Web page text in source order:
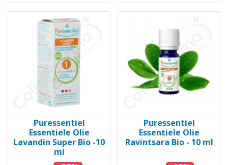
Puressentiel
Essentiele Olie
Lavandin Super Bio -10
ml
Puressentiel
Essentiele Olie
Ravintsara Bio - 10 ml